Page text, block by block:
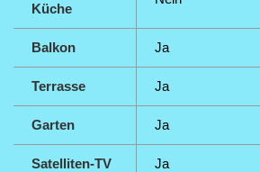
Küche
Balkon Ja
Terrasse Ja
Garten Ja
Satelliten-TV Ja